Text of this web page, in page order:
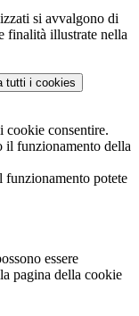
si avvalgono di
finalità illustrate nella
tutti i cookies
cookie consentire.
il funzionamento della
funzionamento potete
essere
pagina della cookie